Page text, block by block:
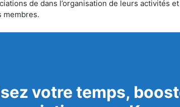
de dans l’organisation de leurs
membres.
votre temps,